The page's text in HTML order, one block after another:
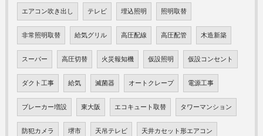
エアコン吹き出し テレビ 埋込照明 照明取替
非常照明取替 給気グリル 高圧配線 高圧配管 木造新築
スーパー 高圧切替 火災報知機 仮設照明 仮設コンセント
ダクト工事 給気 滅菌器 オートクレープ 電源工事
ブレーカー増設 東大阪 エコキュート取替 タワーマンション
防犯カメラ 堺市 天吊テレビ 天井カセット形エアコン